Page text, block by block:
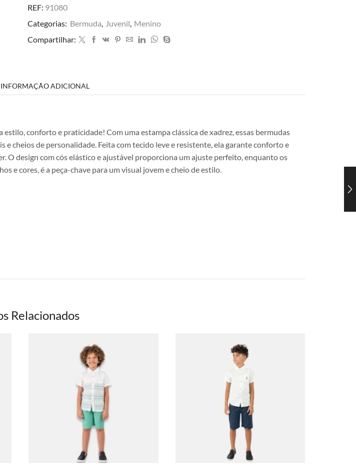
REF: 91080
Categorias: Bermuda, Juvenil, Menino
Compartilhar:
INFORMAÇÃO ADICIONAL
conforto e praticidade! Com uma estampa clássica de xadrez, essas bermudas
cheios de personalidade. Feita com tecido leve e resistente, ela garante conforto e
O design com cós elástico e ajustável proporciona um ajuste perfeito, enquanto os
e cores, é a peça-chave para um visual jovem e cheio de estilo.
Relacionados